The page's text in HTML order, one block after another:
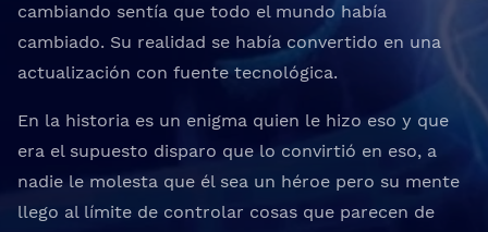
cambiando sentía que todo el mundo había
cambiado. Su realidad se había convertido en una
actualización con fuente tecnológica.
En la historia es un enigma quien le hizo eso y que
era el supuesto disparo que lo convirtió en eso, a
nadie le molesta que él sea un héroe pero su mente
llego al límite de controlar cosas que parecen de